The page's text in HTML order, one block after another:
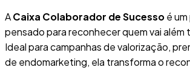
ACaixa Colaborador de Sucessoé
pensado para reconhecer quem vai além
Ideal para campanhas de valorização,
de endomarketing, ela transforma o